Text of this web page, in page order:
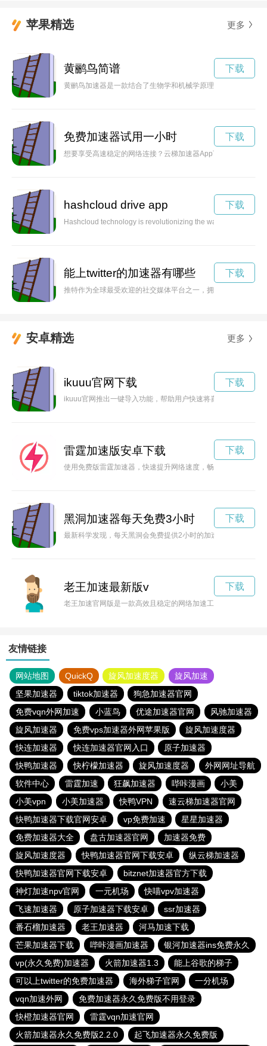
苹果精选 更多
黄鹂鸟简谱
黄鹂鸟加速器是一款结合了生物学和机械学原理的高科技产品
下载
免费加速器试用一小时
想要享受高速稳定的网络连接？云梯加速器App可以帮助你实现
下载
hashcloud drive app
Hashcloud technology is revolutionizing the way companies
下载
能上twitter的加速器有哪些
推特作为全球最受欢迎的社交媒体平台之一，拥有大量活跃用
下载
安卓精选 更多
ikuuu官网下载
ikuuu官网推出一键导入功能，帮助用户快速将喜欢的商品添加
下载
雷霆加速版安卓下载
使用免费版雷霆加速器，快速提升网络速度，畅享畅快的网络体
下载
黑洞加速器每天免费3小时
最新科学发现，每天黑洞会免费提供2小时的加速服务，让人们
下载
老王加速最新版v
老王加速官网版是一款高效且稳定的网络加速工具，能够帮助
下载
友情链接
网站地图 QuickQ 旋风加速度器
旋风加速
坚果加速器
tiktok加速器
狗急加速器官网
免费vqn外网加速
小蓝鸟 优途加速器官网
风驰加速器
旋风加速器
免费vps加速器外网苹果版
旋风加速度器
快连加速器
快连加速器官网入口
原子加速器
快鸭加速器
快柠檬加速器 旋风加速度器
外网网址导航
软件中心
雷霆加速 狂飙加速器 哔咔漫画
小美
小美vpn
小美加速器 快鸭VPN
速云梯加速器官网
快鸭加速器下载官网安卓
vp免费加速
星星加速器
免费加速器大全
盘古加速器官网
加速器免费
旋风加速度器
快鸭加速器官网下载安卓
纵云梯加速器
快鸭加速器官网下载安卓
bitznet加速器官方下载
神灯加速npv官网
一元机场
快喵vpv加速器
飞速加速器
原子加速器下载安卓
ssr加速器
番石榴加速器
老王加速器
河马加速下载
芒果加速器下载
哔咔漫画加速器
银河加速器ins免费永久
vp(永久免费)加速器
火箭加速器1.3
能上谷歌的梯子
可以上twitter的免费加速器
海外梯子官网
一分机场
vqn加速外网
免费加速器永久免费版不用登录
快橙加速器官网
雷霆vqn加速官网
火箭加速器永久免费版2.2.0
起飞加速器永久免费版